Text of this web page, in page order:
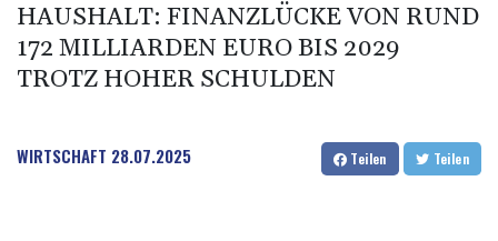
CLP 1055.916879
CNY 7.801146
CNH 7.796152
CUC 1.156136
CUP 30.637594
HAUSHALT: FINANZLÜCKE VON RUND
172 MILLIARDEN EURO BIS 2029
TROTZ HOHER SCHULDEN
WIRTSCHAFT 28.07.2025 Teilen Teilen